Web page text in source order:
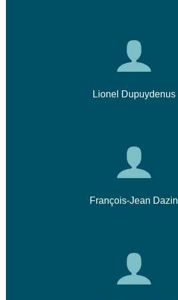
Lionel Dupuydenus
François-Jean Dazin